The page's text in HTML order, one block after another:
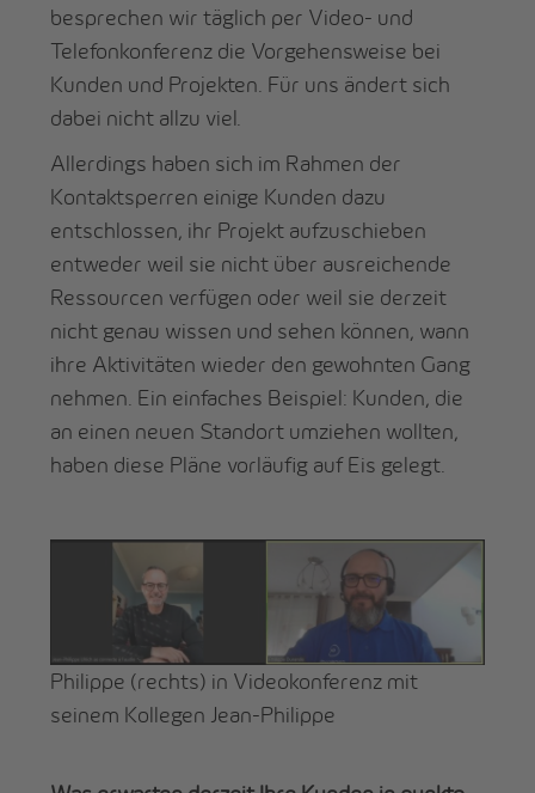
besprechen wir täglich per Video- und
Telefonkonferenz die Vorgehensweise bei
Kunden und Projekten. Für uns ändert sich
dabei nicht allzu viel.
Allerdings haben sich im Rahmen der
Kontaktsperren einige Kunden dazu
entschlossen, ihr Projekt aufzuschieben
entweder weil sie nicht über ausreichende
Ressourcen verfügen oder weil sie derzeit
nicht genau wissen und sehen können, wann
ihre Aktivitäten wieder den gewohnten Gang
nehmen. Ein einfaches Beispiel: Kunden, die
an einen neuen Standort umziehen wollten,
haben diese Pläne vorläufig auf Eis gelegt.
Philippe (rechts) in Videokonferenz mit
seinem Kollegen Jean-Philippe